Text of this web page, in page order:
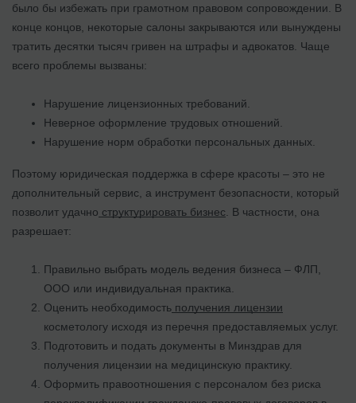
было бы избежать при грамотном правовом сопровождении. В
конце концов, некоторые салоны закрываются или вынуждены
тратить десятки тысяч гривен на штрафы и адвокатов. Чаще
всего проблемы вызваны:
Нарушение лицензионных требований.
Неверное оформление трудовых отношений.
Нарушение норм обработки персональных данных.
Поэтому юридическая поддержка в сфере красоты – это не
дополнительный сервис, а инструмент безопасности, который
позволит удачно структурировать бизнес . В частности, она
разрешает:
Правильно выбрать модель ведения бизнеса – ФЛП,
ООО или индивидуальная практика.
Оценить необходимость получения лицензии
косметологу исходя из перечня предоставляемых услуг.
Подготовить и подать документы в Минздрав для
получения лицензии на медицинскую практику.
Оформить правоотношения с персоналом без риска